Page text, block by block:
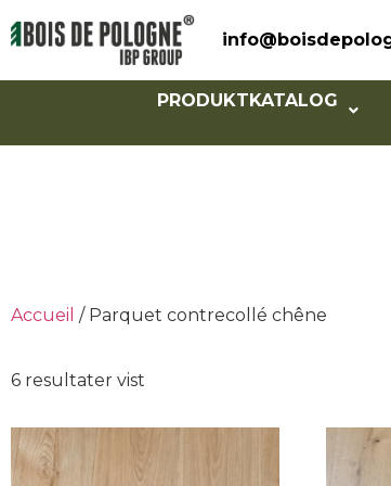
PRODUKTKATALOG
Accueil / Parquet contrecollé chêne
6 resultater vist